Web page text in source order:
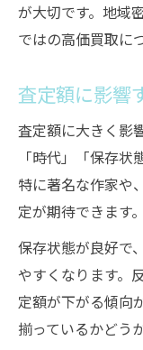
が大切です。地域
ではの高価買取に
査定額に影響
査定額に大きく影
「時代」「保存状
特に著名な作家や
定が期待できます。
保存状態が良好で
やすくなります。
定額が下がる傾向
揃っているかどう